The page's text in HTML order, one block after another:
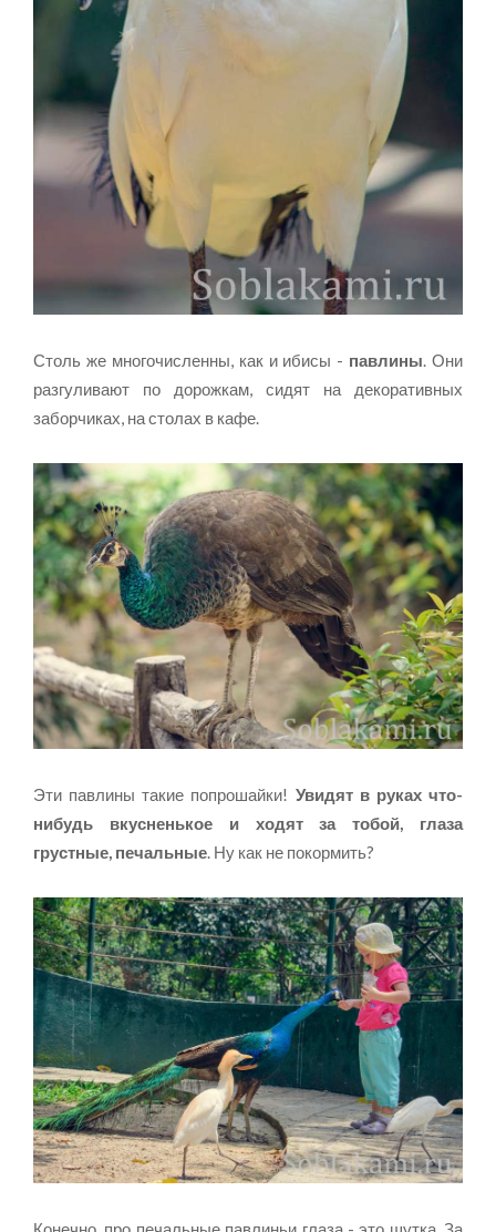
Столь же многочисленны, как и ибисы - павлины. Они
разгуливают по дорожкам, сидят на декоративных
заборчиках, на столах в кафе.
Эти павлины такие попрошайки! Увидят в руках что-
нибудь вкусненькое и ходят за тобой, глаза
грустные, печальные. Ну как не покормить?